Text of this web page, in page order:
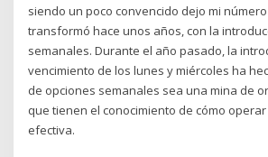
siendo un poco convencido dejo mi
transformó hace unos años, con la
semanales. Durante el año pasado, la
vencimiento de los lunes y miércoles ha
de opciones semanales sea una mina de
que tienen el conocimiento de cómo
efectiva.